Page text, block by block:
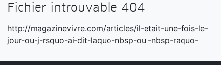
Fichier introuvable 404
http://magazinevivre.com/articles/il-etait-une-fois-le-
jour-ou-j-rsquo-ai-dit-laquo-nbsp-oui-nbsp-raquo-